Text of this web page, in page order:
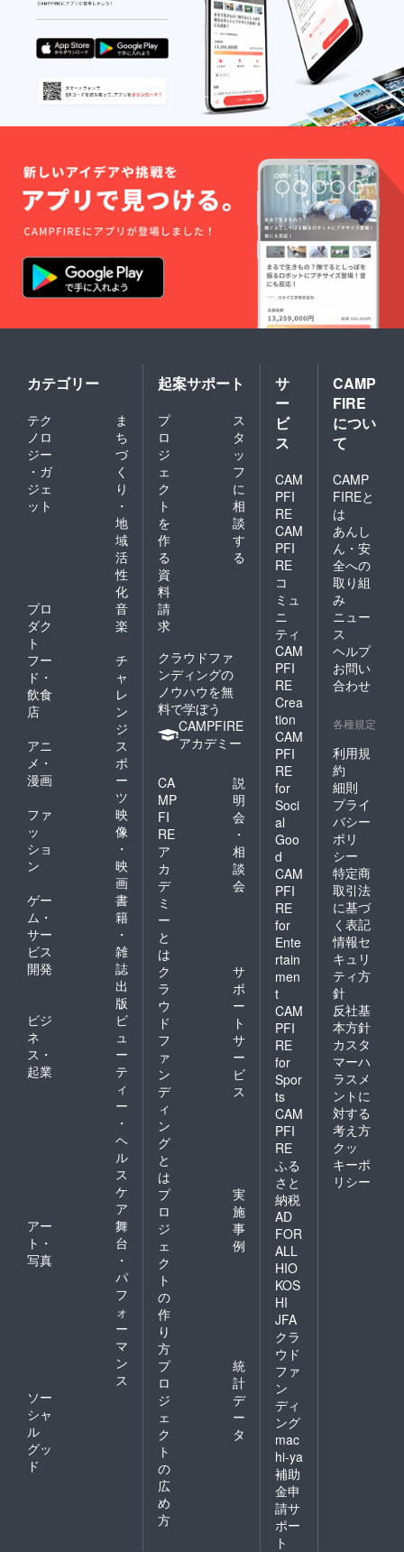
カテゴリー
テク
ノロ
ジー
・ガ
ジェ
ット
ま
ち
づ
く
り
・
地
域
活
性
化
プロ
ダク
ト
音
楽
フー
ド・
飲食
店
チ
ャ
レ
ン
ジ
アニ
メ・
漫画
ス
ポ
ー
ツ
ファ
ッ
ショ
ン
映
像
・
映
画
ゲー
ム・
サー
ビス
開発
書
籍
・
雑
誌
出
版
ビジ
ネ
ス・
起業
ビ
ュ
ー
テ
ィ
ー
・
ヘ
ル
ス
ケ
ア
アー
ト・
写真
舞
台
・
パ
フ
ォ
ー
マ
ン
ス
ソー
シャ
ル
グッ
ド
起案サポート
プ
ロ
ジ
ェ
ク
ト
を
作
る
ス
タ
ッ
フ
に
相
談
す
る
資
料
請
求
クラウドファ
ンディングの
ノウハウを無
料で学ぼう
CAMPFIRE
アカデミー
CA
MP
FI
RE
ア
カ
デ
ミ
ー
と
は
説
明
会
・
相
談
会
ク
ラ
ウ
ド
フ
ァ
ン
デ
ィ
ン
グ
と
は
サ
ポ
ー
ト
サ
ー
ビ
ス
プ
ロ
ジ
ェ
ク
ト
の
作
り
方
実
施
事
例
プ
ロ
ジ
ェ
ク
ト
の
広
め
方
統
計
デ
ー
タ
サ
ー
ビ
ス
CAM
PFI
RE
CAM
PFI
RE
コ
ミュ
ニ
ティ
CAM
PFI
RE
Crea
tion
CAM
PFI
RE
for
Soci
al
Goo
d
CAM
PFI
RE
for
Ente
rtain
men
t
CAM
PFI
RE
for
Spor
ts
CAM
PFI
RE
ふる
さと
納税
AD
FOR
ALL
HIO
KOS
HI
JFA
クラ
ウド
ファ
ン
ディ
ング
mac
hi-ya
補助
金申
請サ
ポー
ト
CAMP
FIRE
につい
て
CAMP
FIREと
は
あんし
ん・安
全への
取り組
み
ニュー
ス
ヘルプ
お問い
合わせ
各種規定
利用規
約
細則
プライ
バシー
ポリ
シー
特定商
取引法
に基づ
く表記
情報セ
キュリ
ティ方
針
反社基
本方針
カスタ
マーハ
ラスメ
ントに
対する
考え方
クッ
キーポ
リシー